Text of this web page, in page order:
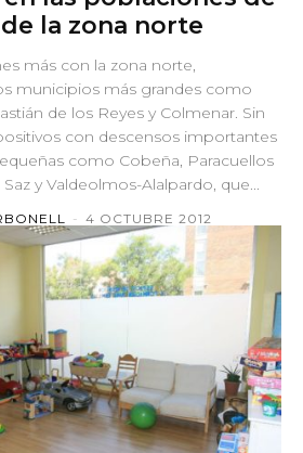
la zona norte
más con la zona norte,
municipios más grandes como
de los Reyes y Colmenar. Sin
con descensos importantes
como Cobeña, Paracuellos
y Valdeolmos-Alalpardo, que...
- 4 OCTUBRE 2012